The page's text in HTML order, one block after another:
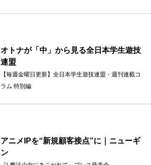
オトナが「中」から見る全日本学生遊技
連盟
【毎週金曜日更新】全日本学生遊技連盟・週刊連載コ
ラム 特別編
アニメIPを“新規顧客接点”に｜ニューギ
ン